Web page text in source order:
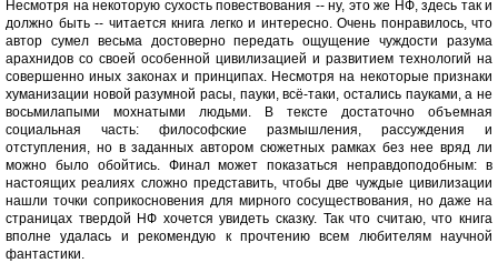
Несмотря на некоторую сухость повествования -- ну, это же НФ, здесь так и
должно быть -- читается книга легко и интересно. Очень понравилось, что
автор сумел весьма достоверно передать ощущение чуждости разума
арахнидов со своей особенной цивилизацией и развитием технологий на
совершенно иных законах и принципах. Несмотря на некоторые признаки
хуманизации новой разумной расы, пауки, всё-таки, остались пауками, а не
восьмилапыми мохнатыми людьми. В тексте достаточно объемная
социальная часть: философские размышления, рассуждения и
отступления, но в заданных автором сюжетных рамках без нее вряд ли
можно было обойтись. Финал может показаться неправдоподобным: в
настоящих реалиях сложно представить, чтобы две чуждые цивилизации
нашли точки соприкосновения для мирного сосуществования, но даже на
страницах твердой НФ хочется увидеть сказку. Так что считаю, что книга
вполне удалась и рекомендую к прочтению всем любителям научной
фантастики.